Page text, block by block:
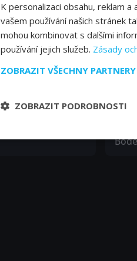
Rick
K personalizaci obsahu, reklam
vašem používání našich stránek
mohou kombinovat s dalšími
používání jejich služeb. Zásady
ZOBRAZIT VŠECHNY PARTNERY
ZOBRAZIT PODROBNOSTI